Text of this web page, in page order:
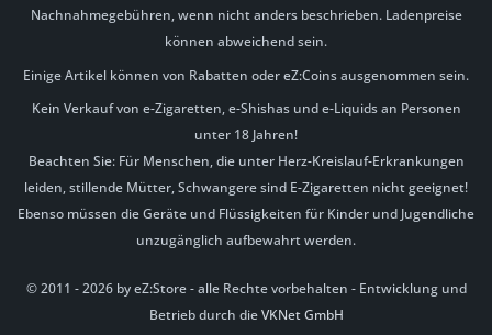
Nachnahmegebühren, wenn nicht anders beschrieben. Ladenpreise
können abweichend sein.
Einige Artikel können von Rabatten oder eZ:Coins ausgenommen sein.
Kein Verkauf von e-Zigaretten, e-Shishas und e-Liquids an Personen
unter 18 Jahren!
Beachten Sie: Für Menschen, die unter Herz-Kreislauf-Erkrankungen
leiden, stillende Mütter, Schwangere sind E-Zigaretten nicht geeignet!
Ebenso müssen die Geräte und Flüssigkeiten für Kinder und Jugendliche
unzugänglich aufbewahrt werden.
© 2011 - 2026 by eZ:Store - alle Rechte vorbehalten - Entwicklung und
Betrieb durch dieVKNet GmbH